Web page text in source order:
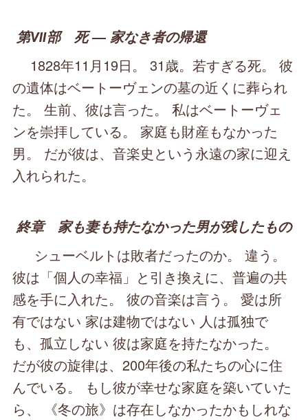
第Ⅶ部 死 ― 家なき者の帰還
1828年11月19日。 31歳。若すぎる死。 彼
の遺体はベートーヴェンの墓の近くに葬られ
た。 生前、彼は言った。 私はベートーヴェ
ンを崇拝している。 家庭も財産もなかった
男。 だが彼は、音楽史という永遠の家に迎え
入れられた。
終章 家も妻も持たなかった男が残したもの
シューベルトは敗者だったのか。 違う。
彼は「個人の幸福」と引き換えに、普遍の共
感を手に入れた。 彼の音楽は言う。 愛は所
有ではない 家は建物ではない 人は孤独で
も、孤立しない 彼は家庭を持たなかった。
だが彼の旋律は、200年後の私たちの心に住
んでいる。 もし彼が幸せな家庭を築いていた
ら、 《冬の旅》は存在しなかったかもしれな